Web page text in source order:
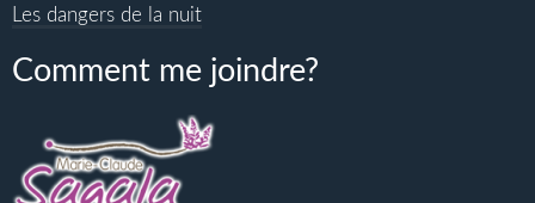
Les dangers de la nuit
Comment me joindre?